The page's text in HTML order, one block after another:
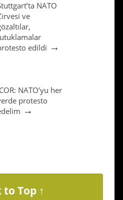
NATO
ve
edildi →
NATO’yu her
protesto
→
to Top ↑